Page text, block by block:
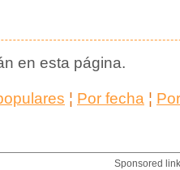
en esta página.
¦ Por fecha ¦
Sponsored